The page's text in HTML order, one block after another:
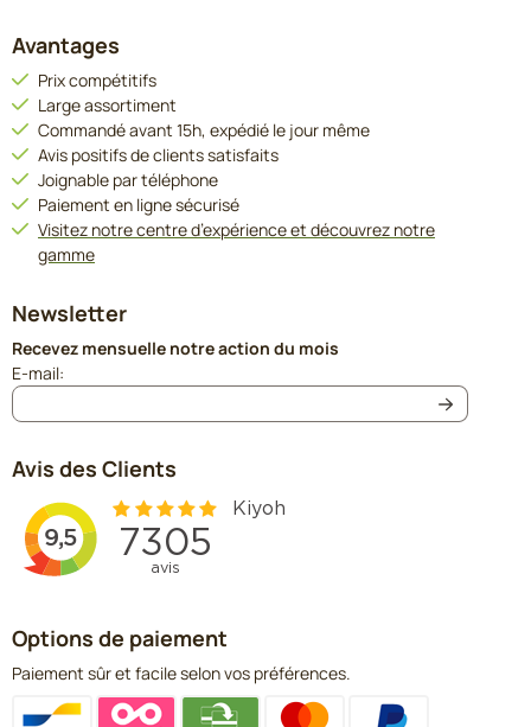
Avantages
Prix compétitifs
Large assortiment
Commandé avant 15h, expédié le jour même
Avis positifs de clients satisfaits
Joignable par téléphone
Paiement en ligne sécurisé
Visitez notre centre d’expérience et découvrez notre
gamme
Newsletter
Recevez mensuelle notre action du mois
E-mail:
Avis des Clients
Options de paiement
Paiement sûr et facile selon vos préférences.